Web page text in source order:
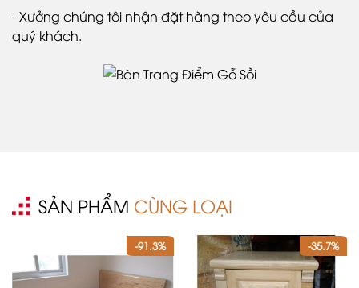
- Xưởng chúng tôi nhận đặt hàng theo yêu cầu của
quý khách.
SẢN PHẨM CÙNG LOẠI
-91.3% -35.7%